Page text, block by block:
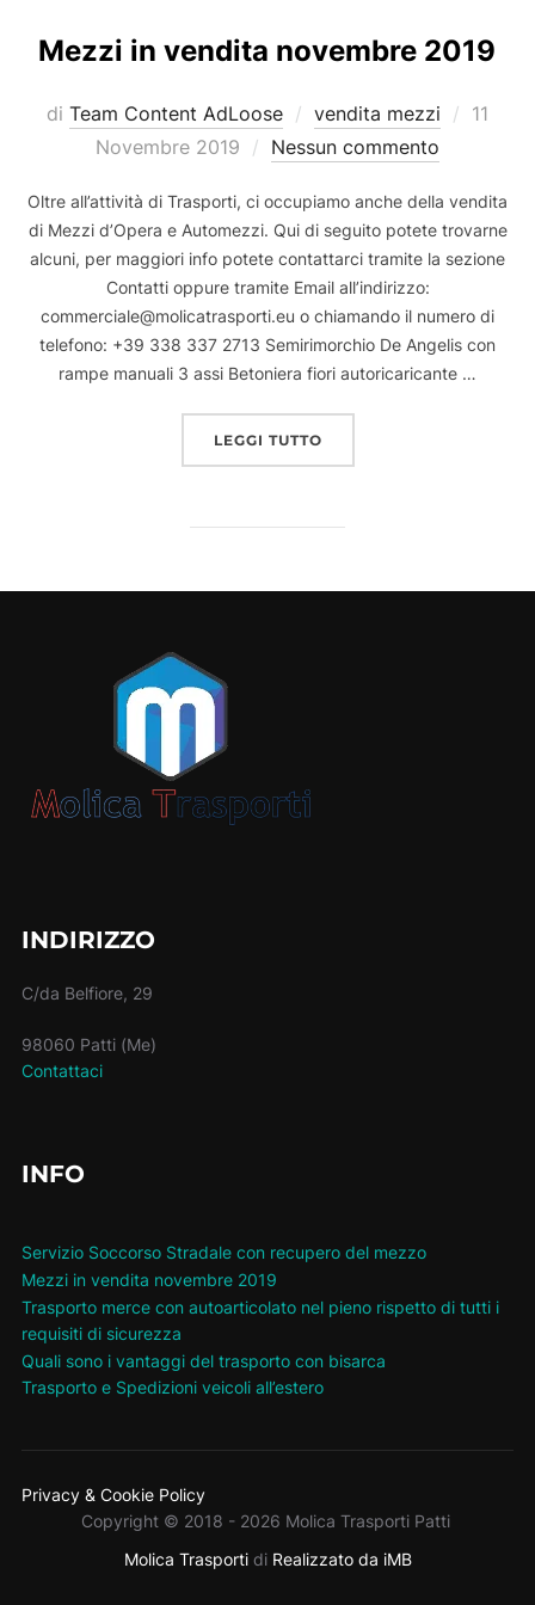
Mezzi in vendita novembre 2019
di Team Content AdLoose vendita mezzi
11
Novembre 2019
Nessun commento
Oltre all’attività di Trasporti, ci occupiamo anche della vendita
di Mezzi d’Opera e Automezzi. Qui di seguito potete trovarne
alcuni, per maggiori info potete contattarci tramite la sezione
Contatti oppure tramite Email all’indirizzo:
commerciale@molicatrasporti.eu o chiamando il numero di
telefono: +39 338 337 2713 Semirimorchio De Angelis con
rampe manuali 3 assi Betoniera fiori autoricaricante …
LEGGI TUTTO“MEZZI IN VENDITA
INDIRIZZO
C/da Belfiore, 29
98060 Patti (Me)
Contattaci
INFO
Servizio Soccorso Stradale con recupero del mezzo
Mezzi in vendita novembre 2019
Trasporto merce con autoarticolato nel pieno rispetto di tutti i
requisiti di sicurezza
Quali sono i vantaggi del trasporto con bisarca
Trasporto e Spedizioni veicoli all’estero
Privacy & Cookie Policy
Copyright © 2018 - 2026 Molica Trasporti Patti
Molica Trasportidi Realizzato da iMB